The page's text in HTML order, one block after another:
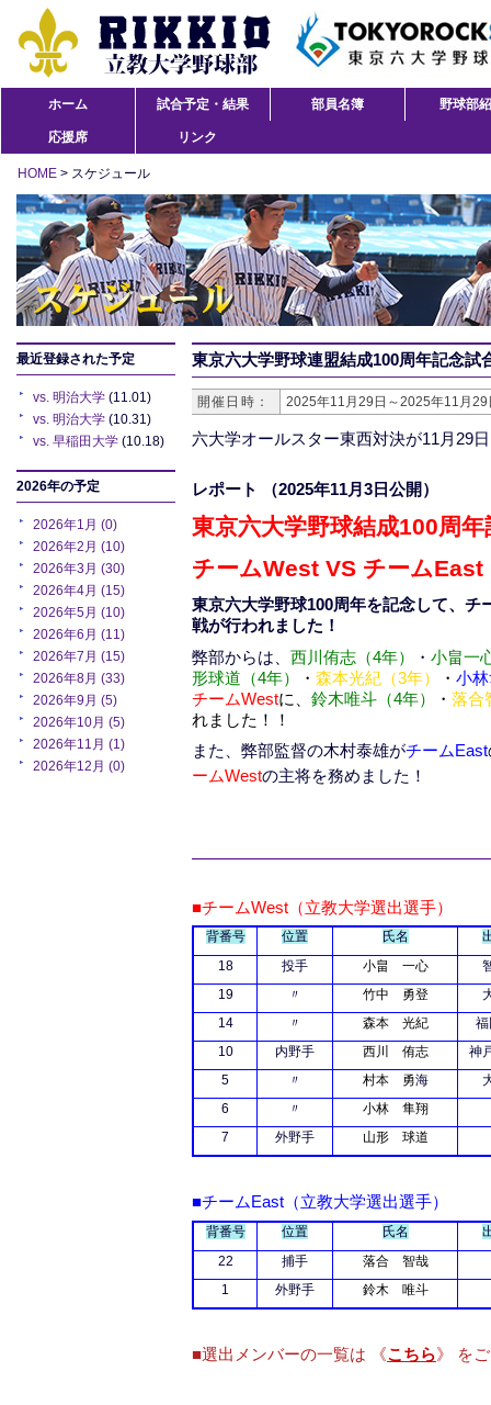
ホーム 試合予定・結果 部員名簿 野球部
応援席 リンク
HOME > スケジュール
最近登録された予定
vs. 明治大学 (11.01)
vs. 明治大学 (10.31)
vs. 早稲田大学 (10.18)
2026年の予定
2026年1月 (0)
2026年2月 (10)
2026年3月 (30)
2026年4月 (15)
2026年5月 (10)
2026年6月 (11)
2026年7月 (15)
2026年8月 (33)
2026年9月 (5)
2026年10月 (5)
2026年11月 (1)
2026年12月 (0)
東京六大学野球連盟結成100周年記念試
開催日時： 2025年11月29日～2025年11月29
六大学オールスター東西対決が11月29
レポート （2025年11月3日公開）
東京六大学野球結成100周年
チームWest VS チームEast
東京六大学野球100周年を記念して、
戦が行われました！
弊部からは、 西川侑志（4年） ・ 小畠一
形球道（4年）
・ 森本光紀（3年） ・ 小
チームWestに、 鈴木唯斗（4年） ・ 落合
れました！！
また、弊部監督の木村泰雄がチームEast
ームWestの主将を務めました！
■チームWest（立教大学選出選手）
背番号 位置 氏名
18
投手 小畠 一心
19
〃 竹中 勇登
14
〃 森本 光紀
福
10
内野手 西川 侑志
神
5
〃 村本 勇海
6
〃
小林 隼翔
7
外野手 山形 球道
■チームEast（立教大学選出選手）
背番号 位置 氏名
22
捕手
落合 智哉
1
外野手 鈴木 唯斗
■選出メンバーの一覧は 《こちら》 を